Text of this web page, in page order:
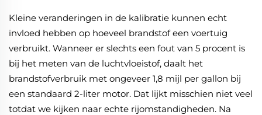
Kleine veranderingen in de kalibratie kunnen echt
invloed hebben op hoeveel brandstof een voertuig
verbruikt. Wanneer er slechts een fout van 5 procent is
bij het meten van de luchtvloeistof, daalt het
brandstofverbruik met ongeveer 1,8 mijl per gallon bij
een standaard 2-liter motor. Dat lijkt misschien niet veel
totdat we kijken naar echte rijomstandigheden. Na